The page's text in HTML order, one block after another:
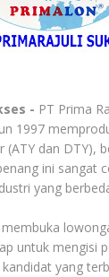
- PT Prima
1997
dan DTY),
ini sangat
yang
untuk mengisi
yang